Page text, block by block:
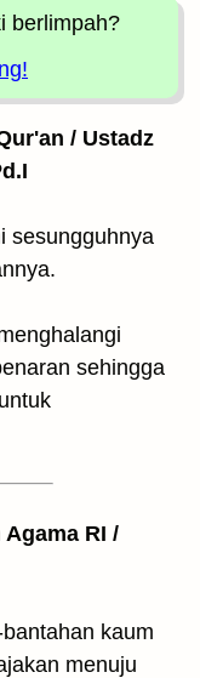
berlimpah?
/ Ustadz
sesungguhnya
sehingga
RI /
kaum
menuju